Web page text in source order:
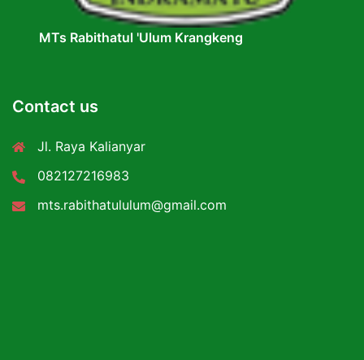
MTs Rabithatul 'Ulum Krangkeng
Contact us
Jl. Raya Kalianyar
082127216983
mts.rabithatululum@gmail.com